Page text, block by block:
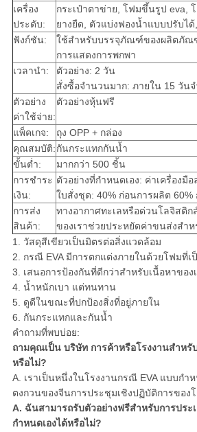
เครื่อง
ประดับ:
กระเป๋าตาข่าย, โฟมขึ้นรูป eva,
ยางยืด, ตัวแบ่งฟองน้ำแบบปรับไ
ฟังก์ชัน:
ใช้สำหรับบรรจุภัณฑ์ของผลิตภัณ
การแสดงการพกพา
เวลานำ:
ตัวอย่าง: 2 วัน
สั่งซื้อจำนวนมาก: ภายใน 15 วัน
ตัวอย่าง
ค่าใช้จ่าย:
ตัวอย่างหุ้นฟรี
แพ็คเกจ:
ถุง OPP + กล่อง
คุณสมบัติ:กันกระแทกกันน้ำ
ขั้นต่ำ:
มากกว่า 500 ชิ้น
การชำระ
เงิน:
ตัวอย่างที่กำหนดเอง: ค่าเครื่องมื
ใบสั่งชุด: 40% ก่อนการผลิต 60%
การส่ง
สินค้า:
ทางอากาศทะเลหรือด่วนโลจิสติก
ของเราช่วยประหยัดค่าขนส่งสำ
1. วัสดุสีเขียวเป็นมิตรต่อสิ่งแวดล้อม
2. กรณี EVA มีการตกแต่งภายในด้วยโฟมที่เ
3. เสนอการป้องกันที่ดีกว่าสำหรับเนื้อหาของ
4. น้ำหนักเบา แต่ทนทาน
5. ดูดีในขณะที่ปกป้องสิ่งที่อยู่ภายใน
6. กันกระแทกและกันน้ำ
คำถามที่พบบ่อย:
ถามคุณเป็น บริษัท การค้าหรือโรงงานสำหรั
หรือไม่?
A. เราเป็นหนึ่งในโรงงานกรณี EVA แบบกำ
ตงกวนของจีนการประชุมเชิงปฏิบัติการของ
A. ฉันสามารถรับตัวอย่างฟรีสำหรับการประ
กำหนดเองได้หรือไม่?